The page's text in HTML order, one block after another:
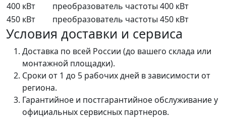
400 кВт
преобразователь частоты 400 кВт
450 кВт
преобразователь частоты 450 кВт
Условия доставки и сервиса
Доставка по всей России (до вашего склада или
монтажной площадки).
Сроки от 1 до 5 рабочих дней в зависимости от
региона.
Гарантийное и постгарантийное обслуживание у
официальных сервисных партнеров.